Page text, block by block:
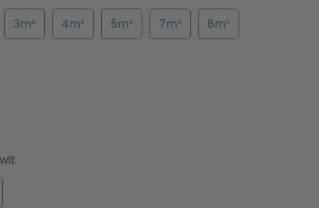
3m² 4m² 5m² 7m² 8m²